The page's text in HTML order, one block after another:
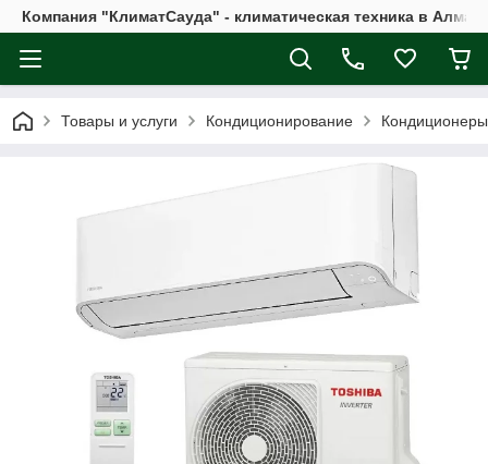
Компания "КлиматСауда" - климатическая техника в
Товары и услуги Кондиционирование